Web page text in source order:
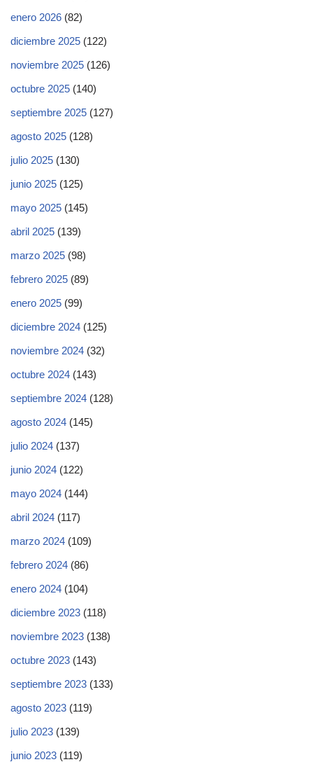
enero 2026 (82)
diciembre 2025 (122)
noviembre 2025 (126)
octubre 2025 (140)
septiembre 2025 (127)
agosto 2025 (128)
julio 2025 (130)
junio 2025 (125)
mayo 2025 (145)
abril 2025 (139)
marzo 2025 (98)
febrero 2025 (89)
enero 2025 (99)
diciembre 2024 (125)
noviembre 2024 (32)
octubre 2024 (143)
septiembre 2024 (128)
agosto 2024 (145)
julio 2024 (137)
junio 2024 (122)
mayo 2024 (144)
abril 2024 (117)
marzo 2024 (109)
febrero 2024 (86)
enero 2024 (104)
diciembre 2023 (118)
noviembre 2023 (138)
octubre 2023 (143)
septiembre 2023 (133)
agosto 2023 (119)
julio 2023 (139)
junio 2023 (119)